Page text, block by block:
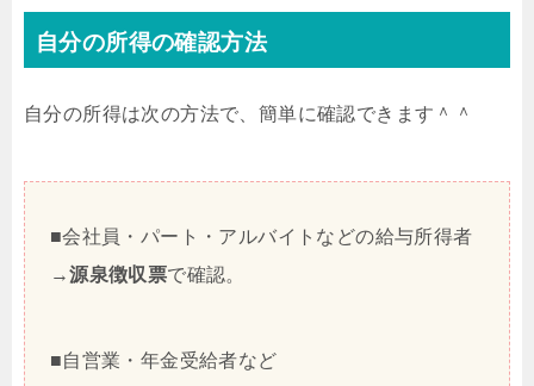
自分の所得の確認方法
自分の所得は次の方法で、簡単に確認できます＾＾
■会社員・パート・アルバイトなどの給与所得者
→源泉徴収票で確認。
■自営業・年金受給者など